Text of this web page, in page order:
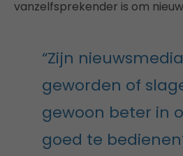
vanzelfsprekender is om
“Zijn
geworden of
gewoon beter in
goed te